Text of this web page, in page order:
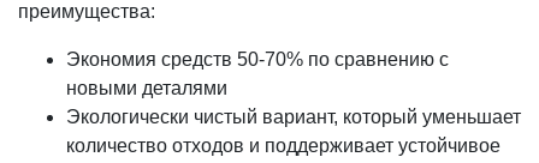
преимущества:
Экономия средств 50-70% по сравнению с
новыми деталями
Экологически чистый вариант, который уменьшает
количество отходов и поддерживает устойчивое